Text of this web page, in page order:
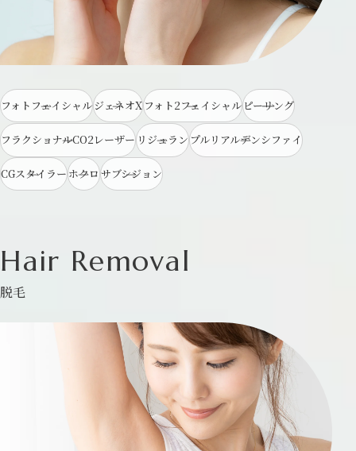
フォトフェイシャルジェネオXフォト2フェイシャルピーリング
フラクショナルCO2レーザーリジュランプルリアルデンシファイ
CGスタイラーホクロサブシジョン
Hair Removal
脱毛